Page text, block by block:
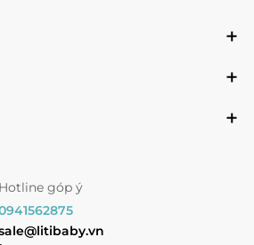
Hưng Đạo, Phường Chi
Hotline góp ý